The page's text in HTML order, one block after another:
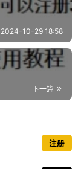
2024-10-29 18:58
下一篇
注册